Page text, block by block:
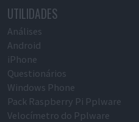
UTILIDADES
Análises
Android
iPhone
Questionários
Windows Phone
Pack Raspberry Pi Pplware
Velocímetro do Pplware